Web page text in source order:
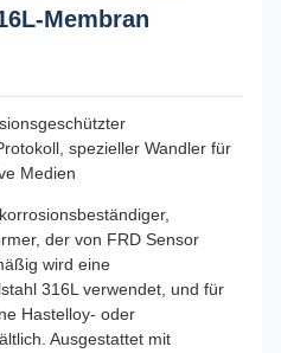
Membran
spezieller Wandler für
Medien
der von FRD Sensor
wird eine
316L verwendet, und für
Hastelloy- oder
Ausgestattet mit